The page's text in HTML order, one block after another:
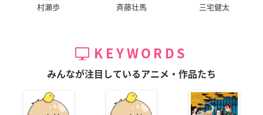
村瀬歩 斉藤壮馬 三宅健太
KEYWORDS
みんなが注目しているアニメ・作品たち